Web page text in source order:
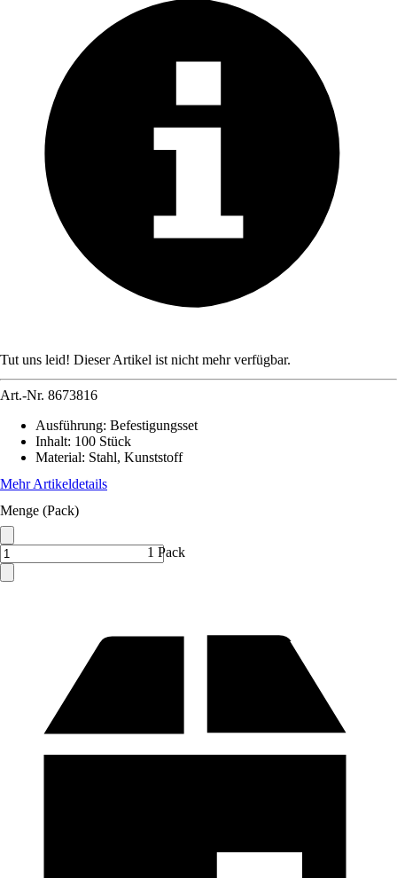
Tut uns leid! Dieser Artikel ist nicht mehr verfügbar.
Art.-Nr. 8673816
Ausführung: Befestigungsset
Inhalt: 100 Stück
Material: Stahl, Kunststoff
Mehr Artikeldetails
Menge (Pack)
1 Pack